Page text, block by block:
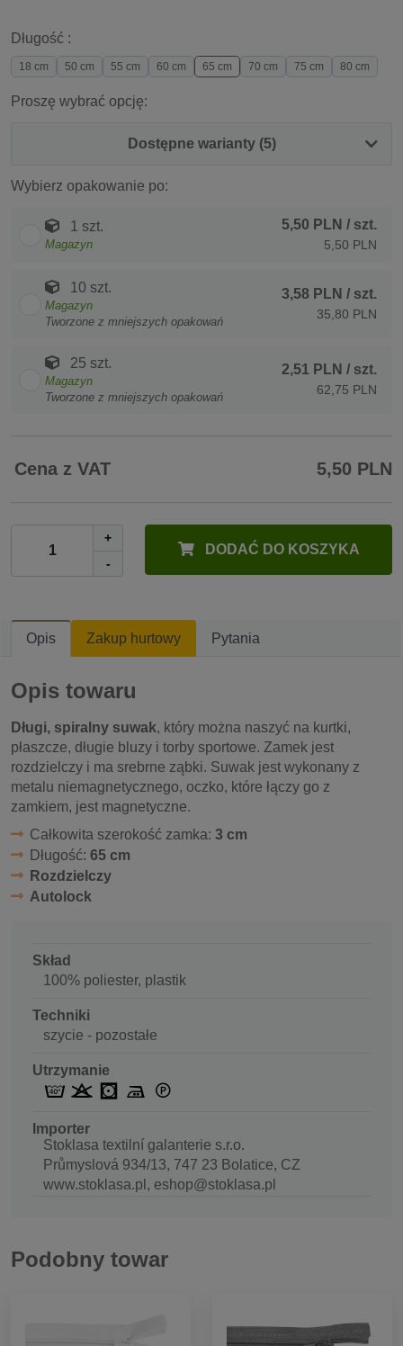
Długość :
18 cm 50 cm 55 cm 60 cm 65 cm 70 cm 75 cm 80 cm
Proszę wybrać opcję:
Dostępne warianty (5)
Wybierz opakowanie po:
1 szt.
Magazyn
5,50 PLN / szt.
5,50 PLN
10 szt.
Magazyn
Tworzone z mniejszych opakowań
3,58 PLN / szt.
35,80 PLN
25 szt.
Magazyn
Tworzone z mniejszych opakowań
2,51 PLN / szt.
62,75 PLN
Cena z VAT 5,50 PLN
+
-
DODAĆ DO KOSZYKA
Opis Zakup hurtowy Pytania
Opis towaru
Długi, spiralny suwak, który można naszyć na kurtki,
płaszcze, długie bluzy i torby sportowe. Zamek jest
rozdzielczy i ma srebrne ząbki. Suwak jest wykonany z
metalu niemagnetycznego, oczko, które łączy go z
zamkiem, jest magnetyczne.
Całkowita szerokość zamka: 3 cm
Długość: 65 cm
Rozdzielczy
Autolock
Skład
100% poliester, plastik
Techniki
szycie - pozostałe
Utrzymanie
Importer
Stoklasa textilní galanterie s.r.o.
Průmyslová 934/13, 747 23 Bolatice, CZ
www.stoklasa.pl, eshop@stoklasa.pl
Podobny towar